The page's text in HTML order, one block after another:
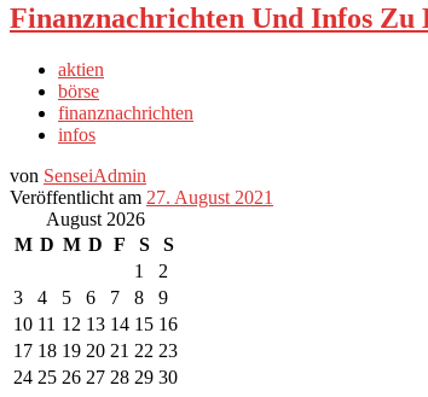
Finanznachrichten Und Infos Zu
aktien
börse
finanznachrichten
infos
von SenseiAdmin
Veröffentlicht am 27. August 2021
August 2026
M D M D F S
S
1
2
3
4 5 6 7 8
9
10 11 12 13 14 15 16
17 18 19 20 21 22 23
24 25 26 27 28 29 30